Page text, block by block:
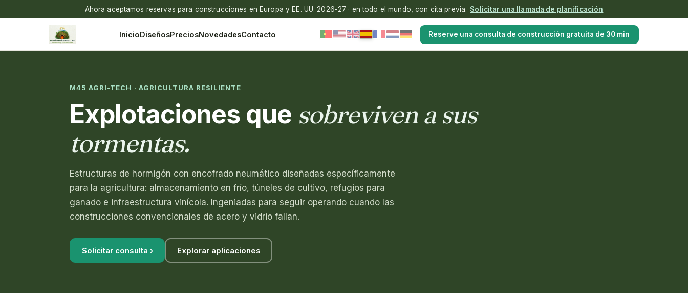
Ahora aceptamos reservas para construcciones en Europa y EE. UU. 2026-27 · en todo el mundo, con cita previa. Solicitar una llamada de planificación
InicioDiseñosPreciosNovedadesContacto Reserve una consulta de construcción gratuita de 30 min
M45 AGRI-TECH · AGRICULTURA RESILIENTE
Explotaciones que sobreviven a sus
tormentas.
Estructuras de hormigón con encofrado neumático diseñadas específicamente
para la agricultura: almacenamiento en frío, túneles de cultivo, refugios para
ganado e infraestructura vinícola. Ingeniadas para seguir operando cuando las
construcciones convencionales de acero y vidrio fallan.
Solicitar consulta › Explorar aplicaciones